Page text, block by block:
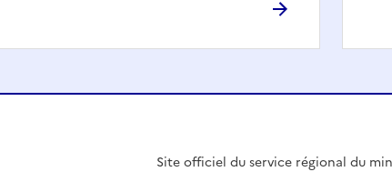
Site officiel du service régional du